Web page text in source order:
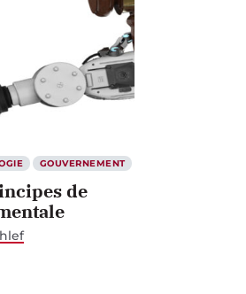
GOUVERNEMENT
de